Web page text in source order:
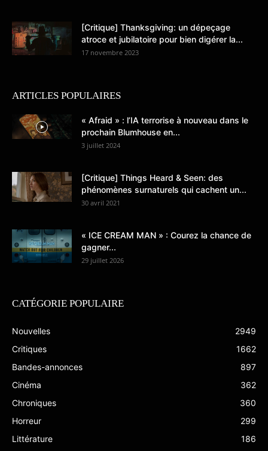
[Critique] Thanksgiving: un dépeçage
atroce et jubilatoire pour bien digérer la...
17 novembre 2023
ARTICLES POPULAIRES
« Afraid » : l’IA terrorise à nouveau dans le
prochain Blumhouse en...
3 juillet 2024
[Critique] Things Heard & Seen: des
phénomènes surnaturels qui cachent un...
30 avril 2021
« ICE CREAM MAN » : Courez la chance de
gagner...
29 juillet 2026
CATÉGORIE POPULAIRE
Nouvelles
2949
Critiques
1662
Bandes-annonces
897
Cinéma
362
Chroniques
360
Horreur
299
Littérature
186